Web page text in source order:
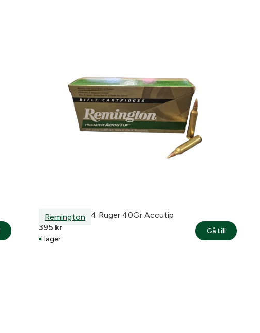
Remington
Remington 204 Ruger 40Gr Accutip
395 kr
I lager
Gå till